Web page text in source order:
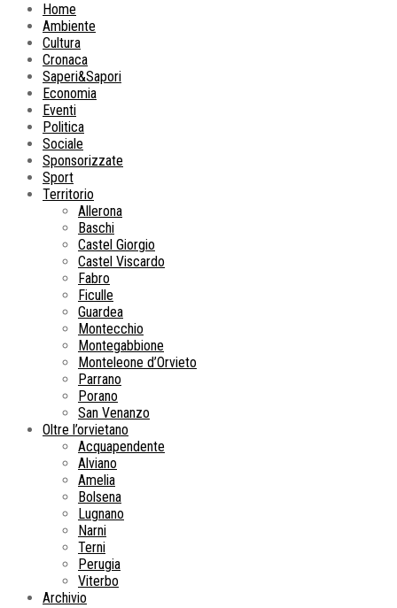
Home
Ambiente
Cultura
Cronaca
Saperi&Sapori
Economia
Eventi
Politica
Sociale
Sponsorizzate
Sport
Territorio
Allerona
Baschi
Castel Giorgio
Castel Viscardo
Fabro
Ficulle
Guardea
Montecchio
Montegabbione
Monteleone d’Orvieto
Parrano
Porano
San Venanzo
Oltre l’orvietano
Acquapendente
Alviano
Amelia
Bolsena
Lugnano
Narni
Terni
Perugia
Viterbo
Archivio